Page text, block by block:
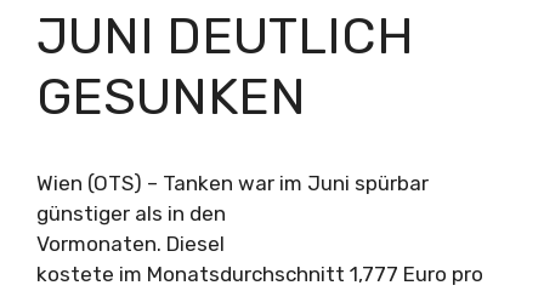
JUNI DEUTLICH
GESUNKEN
Wien (OTS) – Tanken war im Juni spürbar
günstiger als in den
Vormonaten. Diesel
kostete im Monatsdurchschnitt 1,777 Euro pro